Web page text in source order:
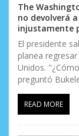
The
no devolverá
injustamente
El presidente
planea
Unidos.
preguntó
READ MORE